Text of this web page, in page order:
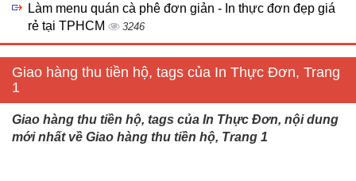
Làm menu quán cà phê đơn giản - In thực đơn đẹp giá
rẻ tại TPHCM
3246
Giao hàng thu tiền hộ, tags của In Thực Đơn, Trang
1
Giao hàng thu tiền hộ, tags của In Thực Đơn, nội dung
mới nhất về Giao hàng thu tiền hộ, Trang 1